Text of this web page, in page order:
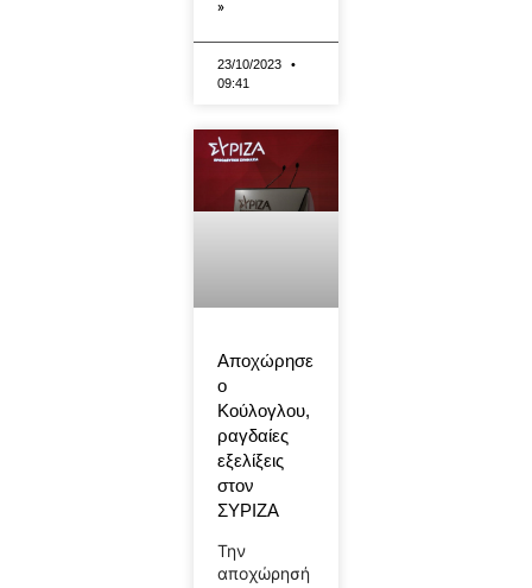
»
23/10/2023
09:41
Αποχώρησε
ο
Κούλογλου,
ραγδαίες
εξελίξεις
στον
ΣΥΡΙΖΑ
Την
αποχώρησή